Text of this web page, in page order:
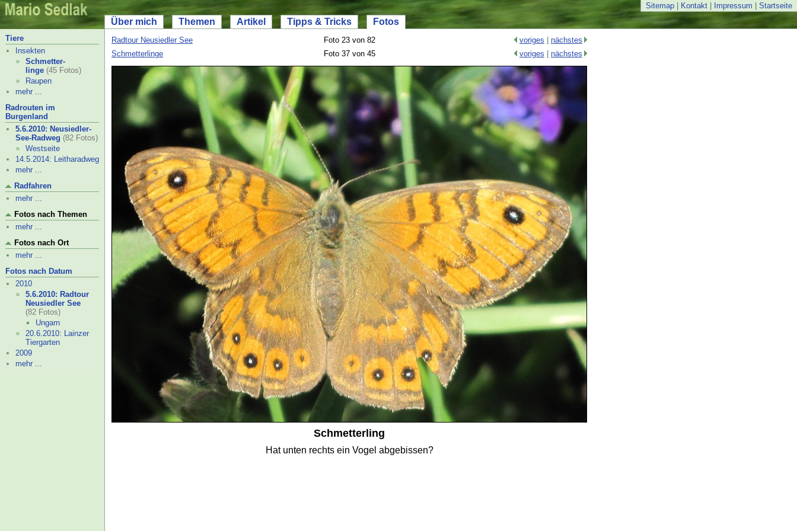
Sitemap Kontakt Impressum Startseite
Über mich Themen Artikel Tipps & Tricks Fotos
Tiere
Insekten
Schmetter-
linge (45 Fotos)
Raupen
mehr ...
Radrouten im
Burgenland
5.6.2010: Neusiedler-
See-Radweg (82 Fotos)
Westseite
14.5.2014: Leitharadweg
mehr ...
Radfahren
mehr ...
Fotos nach Themen
mehr ...
Fotos nach Ort
mehr ...
Fotos nach Datum
2010
5.6.2010: Radtour
Neusiedler See
(82 Fotos)
Ungarn
20.6.2010: Lainzer
Tiergarten
2009
mehr ...
Radtour Neusiedler See Foto 23 von 82 voriges
nächstes
Schmetterlinge
Foto 37 von 45 voriges nächstes
Schmetterling
Hat unten rechts ein Vogel abgebissen?